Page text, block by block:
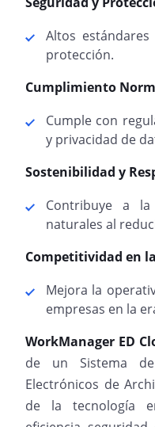
Altos
protección.
Cumplimiento
Cumple con
y privacidad de
Sostenibilidad y
Contribuye a la
naturales al
Competitividad en
Mejora la
empresas en la
WorkManager ED
de un Sistema
Electrónicos de
de la tecnología